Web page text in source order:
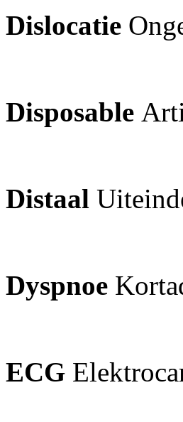
Dislocatie
Disposable
Distaal
Dyspnoe
ECG